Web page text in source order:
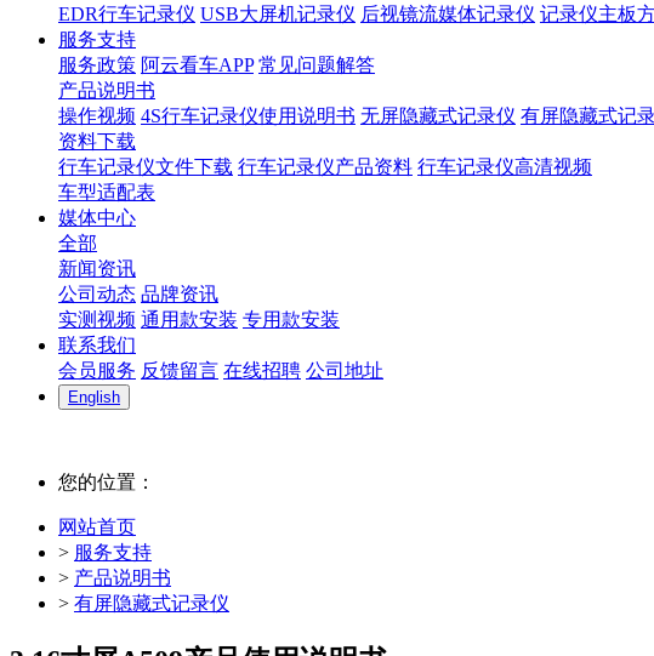
EDR行车记录仪 USB大屏机记录仪 后视镜流媒体记录仪 记录仪主板
服务支持
服务政策 阿云看车APP 常见问题解答
产品说明书
操作视频 4S行车记录仪使用说明书 无屏隐藏式记录仪 有屏隐藏式记
资料下载
行车记录仪文件下载 行车记录仪产品资料 行车记录仪高清视频
车型适配表
媒体中心
全部
新闻资讯
公司动态 品牌资讯
实测视频 通用款安装 专用款安装
联系我们
会员服务 反馈留言 在线招聘 公司地址
English
您的位置：
网站首页
> 服务支持
> 产品说明书
> 有屏隐藏式记录仪